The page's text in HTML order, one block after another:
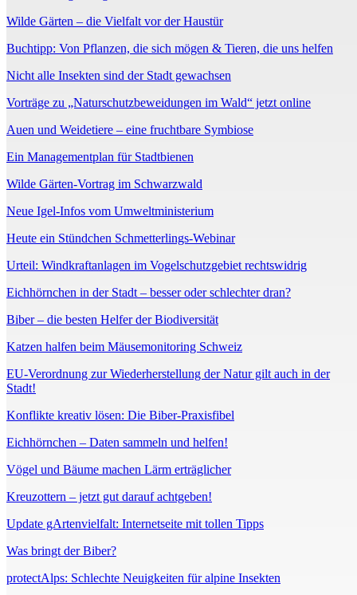
Wilde Gärten – die Vielfalt vor der Haustür
Buchtipp: Von Pflanzen, die sich mögen & Tieren, die uns helfen
Nicht alle Insekten sind der Stadt gewachsen
Vorträge zu „Naturschutzbeweidungen im Wald“ jetzt online
Auen und Weidetiere – eine fruchtbare Symbiose
Ein Managementplan für Stadtbienen
Wilde Gärten-Vortrag im Schwarzwald
Neue Igel-Infos vom Umweltministerium
Heute ein Stündchen Schmetterlings-Webinar
Urteil: Windkraftanlagen im Vogelschutzgebiet rechtswidrig
Eichhörnchen in der Stadt – besser oder schlechter dran?
Biber – die besten Helfer der Biodiversität
Katzen halfen beim Mäusemonitoring Schweiz
EU-Verordnung zur Wiederherstellung der Natur gilt auch in der
Stadt!
Konflikte kreativ lösen: Die Biber-Praxisfibel
Eichhörnchen – Daten sammeln und helfen!
Vögel und Bäume machen Lärm erträglicher
Kreuzottern – jetzt gut darauf achtgeben!
Update gArtenvielfalt: Internetseite mit tollen Tipps
Was bringt der Biber?
protectAlps: Schlechte Neuigkeiten für alpine Insekten